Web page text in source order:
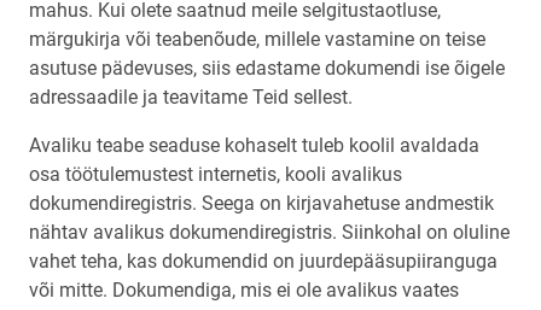
mahus. Kui olete saatnud meile selgitustaotluse,
märgukirja või teabenõude, millele vastamine on teise
asutuse pädevuses, siis edastame dokumendi ise õigele
adressaadile ja teavitame Teid sellest.
Avaliku teabe seaduse kohaselt tuleb koolil avaldada
osa töötulemustest internetis, kooli avalikus
dokumendiregistris. Seega on kirjavahetuse andmestik
nähtav avalikus dokumendiregistris. Siinkohal on oluline
vahet teha, kas dokumendid on juurdepääsupiiranguga
või mitte. Dokumendiga, mis ei ole avalikus vaates